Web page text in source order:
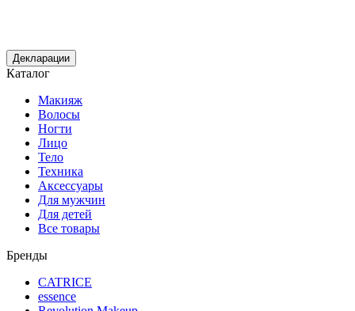
Декларации
Каталог
Макияж
Волосы
Ногти
Лицо
Тело
Техника
Аксессуары
Для мужчин
Для детей
Все товары
Бренды
CATRICE
essence